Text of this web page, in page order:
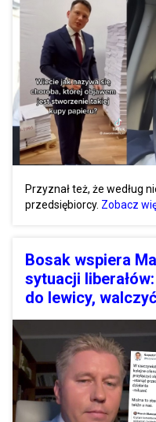
Przyznał też, że według
przedsiębiorcy. Zobacz
Bosak wspiera
sytuacji
do lewicy,